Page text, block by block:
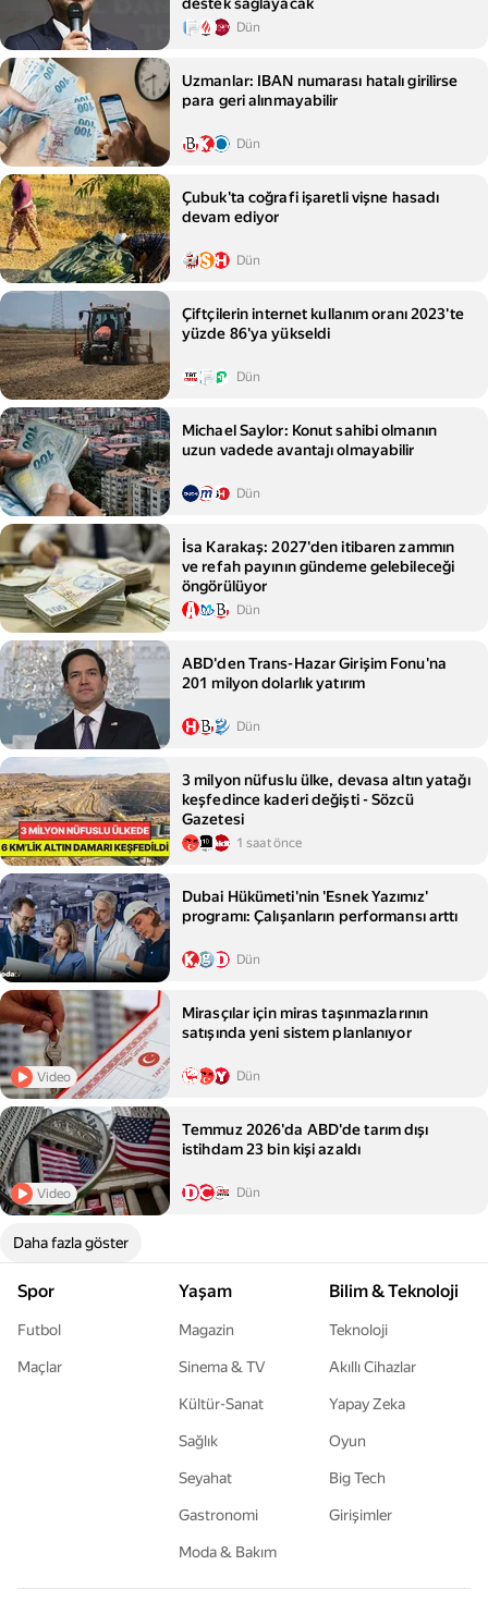
Dün
Uzmanlar: IBAN numarası hatalı girilirse
para geri alınmayabilir
Dün
Çubuk'ta coğrafi işaretli vişne hasadı
devam ediyor
Dün
Çiftçilerin internet kullanım oranı 2023'te
yüzde 86'ya yükseldi
Dün
Michael Saylor: Konut sahibi olmanın
uzun vadede avantajı olmayabilir
Dün
İsa Karakaş: 2027'den itibaren zammın
ve refah payının gündeme gelebileceği
öngörülüyor
Dün
ABD'den Trans-Hazar Girişim Fonu'na
201 milyon dolarlık yatırım
Dün
3 milyon nüfuslu ülke, devasa altın yatağı
keşfedince kaderi değişti - Sözcü
Gazetesi
1 saat önce
Dubai Hükümeti'nin 'Esnek Yazımız'
programı: Çalışanların performansı arttı
Dün
Video
Mirasçılar için miras taşınmazlarının
satışında yeni sistem planlanıyor
Dün
Video
Temmuz 2026'da ABD'de tarım dışı
istihdam 23 bin kişi azaldı
Dün
Daha fazla göster
Spor
Futbol
Maçlar
Yaşam
Magazin
Sinema & TV
Kültür-Sanat
Sağlık
Seyahat
Gastronomi
Moda & Bakım
Bilim & Teknoloji
Teknoloji
Akıllı Cihazlar
Yapay Zeka
Oyun
Big Tech
Girişimler